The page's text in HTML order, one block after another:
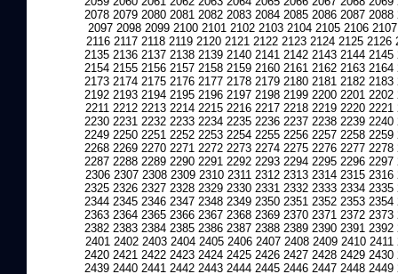
2078 2079 2080 2081 2082 2083 2084 2085 2086 2087 2088
2097 2098 2099 2100 2101 2102 2103 2104 2105 2106 2107
2116 2117 2118 2119 2120 2121 2122 2123 2124 2125 2126
2135 2136 2137 2138 2139 2140 2141 2142 2143 2144 2145
2154 2155 2156 2157 2158 2159 2160 2161 2162 2163 2164
2173 2174 2175 2176 2177 2178 2179 2180 2181 2182 2183
2192 2193 2194 2195 2196 2197 2198 2199 2200 2201 2202
2211 2212 2213 2214 2215 2216 2217 2218 2219 2220 2221
2230 2231 2232 2233 2234 2235 2236 2237 2238 2239 2240
2249 2250 2251 2252 2253 2254 2255 2256 2257 2258 2259
2268 2269 2270 2271 2272 2273 2274 2275 2276 2277 2278
2287 2288 2289 2290 2291 2292 2293 2294 2295 2296 2297
2306 2307 2308 2309 2310 2311 2312 2313 2314 2315 2316
2325 2326 2327 2328 2329 2330 2331 2332 2333 2334 2335
2344 2345 2346 2347 2348 2349 2350 2351 2352 2353 2354
2363 2364 2365 2366 2367 2368 2369 2370 2371 2372 2373
2382 2383 2384 2385 2386 2387 2388 2389 2390 2391 2392
2401 2402 2403 2404 2405 2406 2407 2408 2409 2410 2411
2420 2421 2422 2423 2424 2425 2426 2427 2428 2429 2430
2439 2440 2441 2442 2443 2444 2445 2446 2447 2448 2449